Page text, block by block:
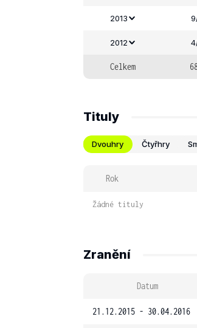
2013
2012
Celkem
Tituly
Dvouhry Čtyřhry
Rok
Žádné tituly
Zranění
Datum
21.12.2015 - 30.04.2016